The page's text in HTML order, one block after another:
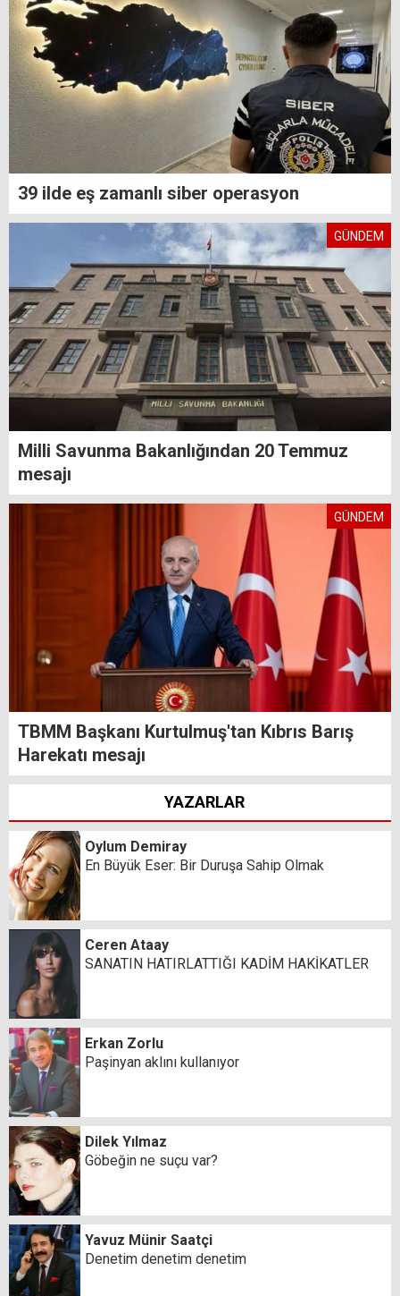
39 ilde eş zamanlı siber operasyon
GÜNDEM
Milli Savunma Bakanlığından 20 Temmuz
mesajı
GÜNDEM
TBMM Başkanı Kurtulmuş'tan Kıbrıs Barış
Harekatı mesajı
YAZARLAR
Oylum Demiray
En Büyük Eser: Bir Duruşa Sahip Olmak
Ceren Ataay
SANATIN HATIRLATTIĞI KADİM HAKİKATLER
Erkan Zorlu
Paşinyan aklını kullanıyor
Dilek Yılmaz
Göbeğin ne suçu var?
Yavuz Münir Saatçi
Denetim denetim denetim